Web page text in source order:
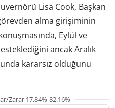
Lisa Cook, Başkan
alma girişiminin
Eylül ve
ancak Aralık
kararsız olduğunu
Zarar 17.84%-82.16%